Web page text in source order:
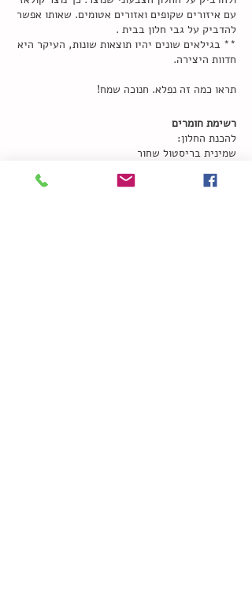
עם איזורים שקופים ואזורים אטומים. שאותו אפשר
להדביק על גבי חלון בבית .
** בגילאים שונים יהיו תוצאות שונות, העיקר היא
חדוות היצירה.
תראו כמה זה נפלא. חנוכה שמח!
רשימת חומרים
להכנת החלון:
שמינית בריסטול שחור
סרגל סכין חיתוך או מספריים